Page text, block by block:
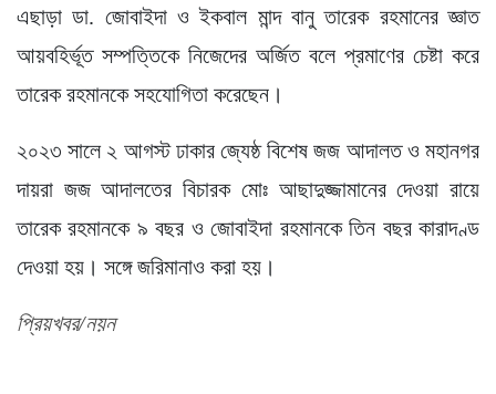
এছাড়া ডা. জোবাইদা ও ইকবাল মান্দ বানু তারেক রহমানের জ্ঞাত
আয়বহির্ভূত সম্পত্তিকে নিজেদের অর্জিত বলে প্রমাণের চেষ্টা করে
তারেক রহমানকে সহযোগিতা করেছেন।
২০২৩ সালে ২ আগস্ট ঢাকার জ্যেষ্ঠ বিশেষ জজ আদালত ও মহানগর
দায়রা জজ আদালতের বিচারক মোঃ আছাদুজ্জামানের দেওয়া রায়ে
তারেক রহমানকে ৯ বছর ও জোবাইদা রহমানকে তিন বছর কারাদণ্ড
দেওয়া হয়। সঙ্গে জরিমানাও করা হয়।
প্রিয়খবর/নয়ন